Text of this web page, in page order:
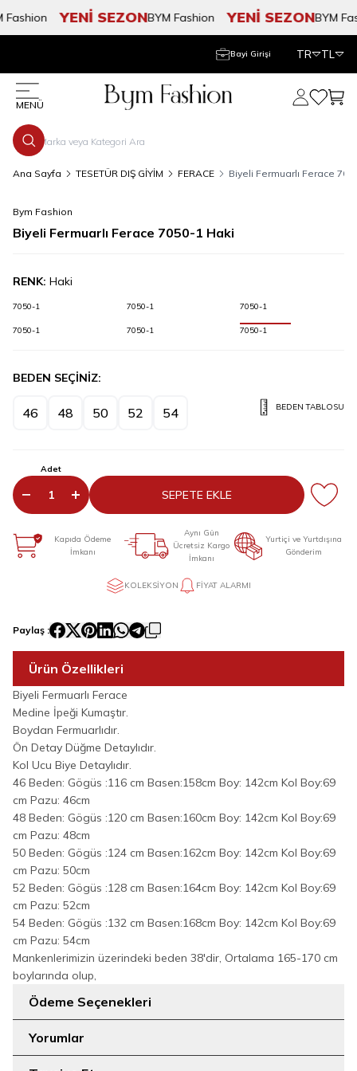
YENİ SEZONBYM Fashion YENİ SEZONBYM
Bayi Girişi TR TL
MENÜ
Hesabım
Ana Sayfa TESETÜR DIŞ GİYİM FERACE Biyeli Fermuarlı Ferace
Bym Fashion
Biyeli Fermuarlı Ferace 7050-1 Haki
RENK: Haki
7050-1 7050-1 7050-1
7050-1 7050-1 7050-1
BEDEN SEÇİNİZ:
46 48 50 52 54 BEDEN TABLOSU
Adet
SEPETE EKLE
Kapıda Ödeme
İmkanı
Aynı Gün
Ücretsiz Kargo
İmkanı
Yurtiçi ve Yurtdışına
Gönderim
KOLEKSIYON FIYAT ALARMI
Paylaş :
Ürün Özellikleri
Biyeli Fermuarlı Ferace
Medine İpeği Kumaştır.
Boydan Fermuarlıdır.
Ön Detay Düğme Detaylıdır.
Kol Ucu Biye Detaylıdır.
46 Beden: Gögüs :116 cm Basen:158cm Boy: 142cm Kol Boy:69
cm Pazu: 46cm
48 Beden: Gögüs :120 cm Basen:160cm Boy: 142cm Kol Boy:69
cm Pazu: 48cm
50 Beden: Gögüs :124 cm Basen:162cm Boy: 142cm Kol Boy:69
cm Pazu: 50cm
52 Beden: Gögüs :128 cm Basen:164cm Boy: 142cm Kol Boy:69
cm Pazu: 52cm
54 Beden: Gögüs :132 cm Basen:168cm Boy: 142cm Kol Boy:69
cm Pazu: 54cm
Mankenlerimizin üzerindeki beden 38'dir, Ortalama 165-170 cm
boylarında olup,
Ödeme Seçenekleri
Yorumlar